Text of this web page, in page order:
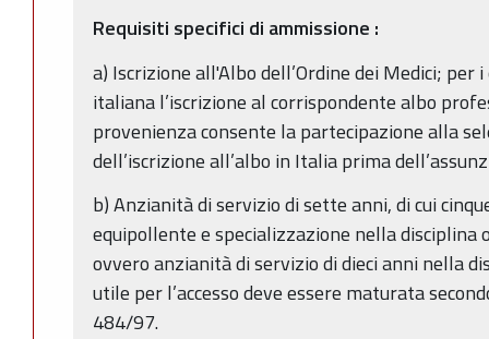
Requisiti specifici di ammissione :
a) Iscrizione all'Albo dell’Ordine dei Medici;
italiana l’iscrizione al corrispondente albo
provenienza consente la partecipazione alla
dell’iscrizione all’albo in Italia prima
b) Anzianità di servizio di sette anni, di cui
equipollente e specializzazione nella disciplina
ovvero anzianità di servizio di dieci anni nella
utile per l’accesso deve essere maturata
484/97.